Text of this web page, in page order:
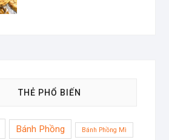
THẺ PHỔ BIẾN
Bánh Phồng Bánh Phồng Mì